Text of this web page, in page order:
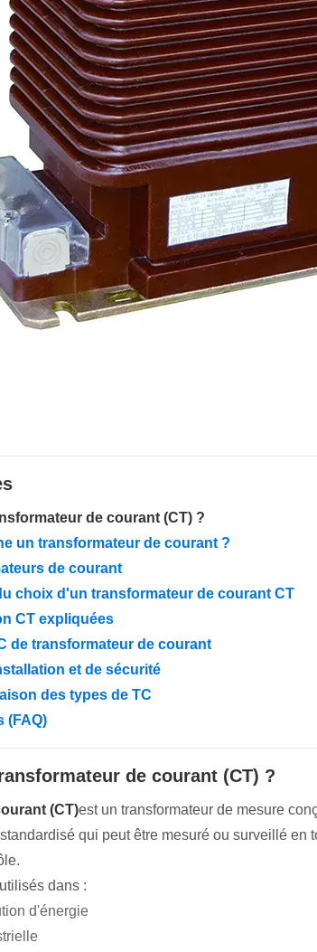
de courant (CT) ?
un transformateur de courant ?
de courant
choix d'un transformateur de courant CT
CT expliquées
de transformateur de courant
et de sécurité
des types de TC
(FAQ)
de courant (CT) ?
(CT)est un transformateur de mesure
qui peut être mesuré ou surveillé
dans :
d'énergie